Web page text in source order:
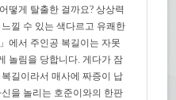
떻게 탈출한 걸까요? 상상력
낄 수 있는 색다르고 유쾌한
에서 주인공 복길이는 자못
놀림을 당합니다. 게다가 잠
길이라서 매사에 짜증이 납
을 놀리는 호준이와의 한판